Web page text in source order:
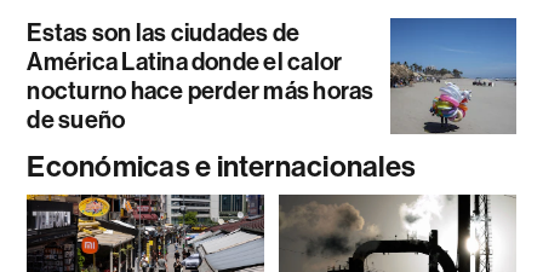
Estas son las ciudades de
América Latina donde el calor
nocturno hace perder más horas
de sueño
Económicas e internacionales